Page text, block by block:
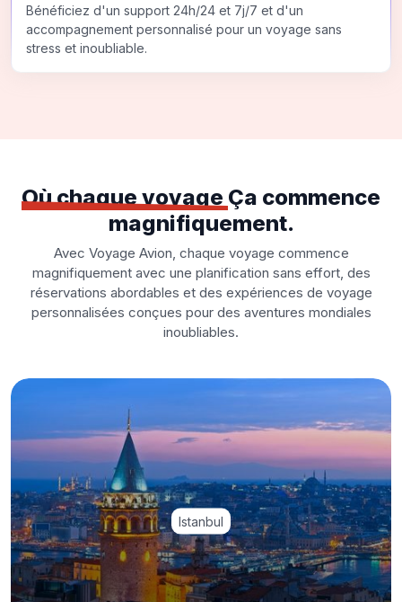
Bénéficiez d'un support 24h/24 et 7j/7 et d'un
accompagnement personnalisé pour un voyage sans
stress et inoubliable.
Où chaque voyage Ça commence
magnifiquement.
Avec Voyage Avion, chaque voyage commence
magnifiquement avec une planification sans effort, des
réservations abordables et des expériences de voyage
personnalisées conçues pour des aventures mondiales
inoubliables.
Istanbul